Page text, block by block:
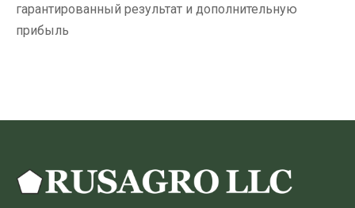
гарантированный результат и дополнительную
прибыль